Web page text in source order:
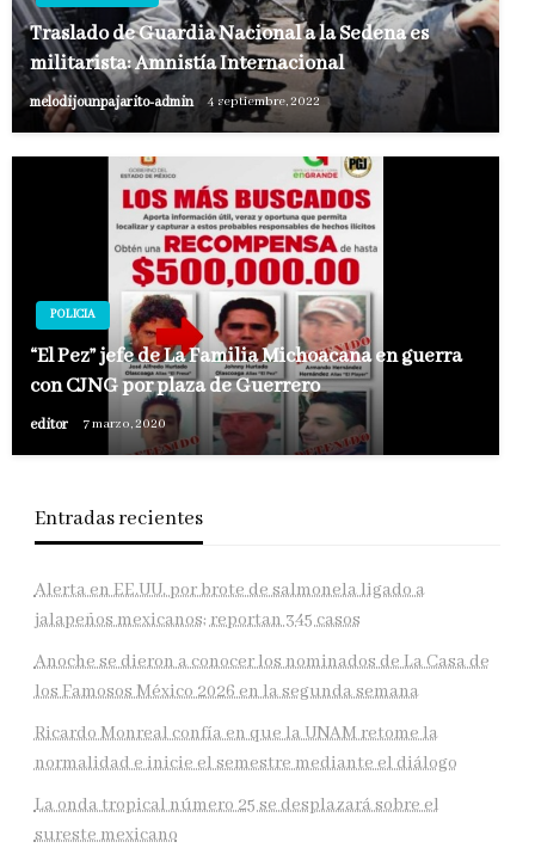
Traslado de Guardia Nacional a la Sedena es
militarista: Amnistía Internacional
melodijounpajarito-admin 4 septiembre, 2022
POLICIA
“El Pez” jefe de La Familia Michoacana en guerra
con CJNG por plaza de Guerrero
editor 7 marzo, 2020
Entradas recientes
Alerta en EE.UU. por brote de salmonela ligado a
jalapeños mexicanos; reportan 345 casos
Anoche se dieron a conocer los nominados de La Casa de
los Famosos México 2026 en la segunda semana
Ricardo Monreal confía en que la UNAM retome la
normalidad e inicie el semestre mediante el diálogo
La onda tropical número 25 se desplazará sobre el
sureste mexicano